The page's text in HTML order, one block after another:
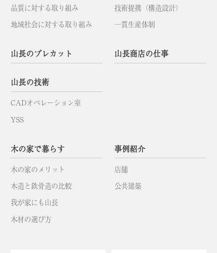
品質に対する取り組み
地域社会に対する取り組み
技術提携（構造設計）
一貫生産体制
山長のプレカット
山長の技術
CADオペレーション室
YSS
山長商店の仕事
木の家で暮らす
木の家のメリット
木造と鉄骨造の比較
我が家にも山長
木材の選び方
事例紹介
店舗
公共建築